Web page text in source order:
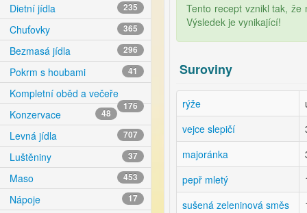
Dietní jídla 235
Chuťovky 365
Bezmasá jídla 296
Pokrm s houbami 41
Kompletní oběd a večeře
176
Konzervace 48
Levná jídla 707
Luštěniny 37
Maso 453
Nápoje 17
Tento recept vznikl tak,
Výsledek je vynikající!
Suroviny
rýže
vejce slepičí
majoránka
pepř mletý
sušená zeleninová směs